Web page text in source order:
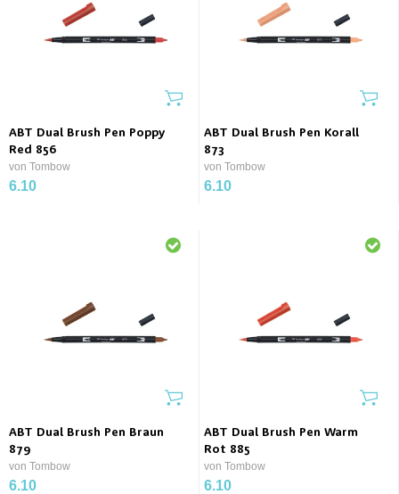
ABT Dual Brush Pen Poppy
Red 856
von Tombow
6.10
ABT Dual Brush Pen Korall
873
von Tombow
6.10
ABT Dual Brush Pen Braun
879
von Tombow
6.10
ABT Dual Brush Pen Warm
Rot 885
von Tombow
6.10